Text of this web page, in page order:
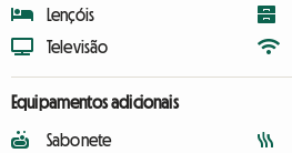
Lençóis
Televisão
Equipamentos adicionais
Sabonete